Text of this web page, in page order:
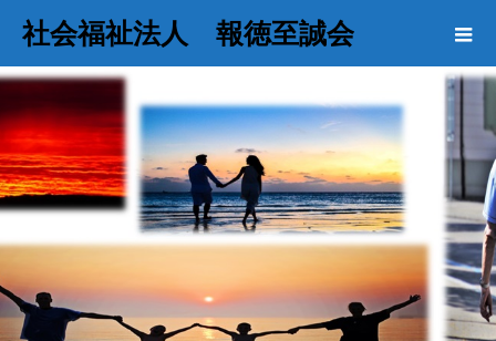
社会福祉法人 報徳至誠会